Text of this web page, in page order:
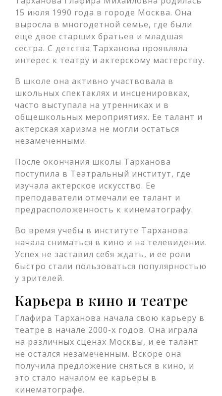
15 июля 1990 года в городе Москва. Она
выросла в многодетной семье, где были
еще двое старших братьев и младшая
сестра. С детства Тарханова проявляла
интерес к театру и актерскому мастерству.
В школе она активно участвовала в
школьных спектаклях и инсценировках,
часто выступала на утренниках и в
общешкольных мероприятиях. Ее талант и
актерская харизма не могли остаться
незамеченными.
После окончания школы Тарханова
поступила в Театральный институт, где
изучала актерское искусство. Ее
преподаватели отмечали ее талант и
предрасположенность к кинематографу.
Во время учебы в институте Тарханова
начала сниматься в кино и на телевидении.
Успех не заставил себя ждать, и ее роли
быстро стали пользоваться популярностью
у зрителей.
Карьера в кино и театре
Глафира Тарханова начала свою карьеру в
театре в начале 2000-х годов. Она играла
на различных сценах Москвы, и ее талант
не остался незамеченным. Вскоре она
получила предложение сняться в кино, и
это стало началом ее карьеры в
кинематографе.